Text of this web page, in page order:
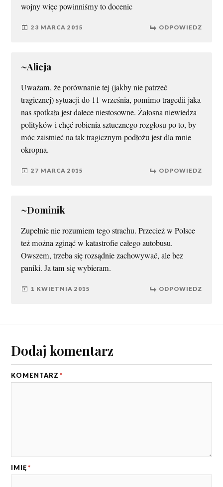
wojny więc powinniśmy to docenic
23 MARCA 2015 ODPOWIEDZ
~Alicja
Uważam, że porównanie tej (jakby nie patrzeć
tragicznej) sytuacji do 11 września, pomimo tragedii jaka
nas spotkała jest dalece niestosowne. Żałosna niewiedza
polityków i chęć robienia sztucznego rozgłosu po to, by
móc zaistnieć na tak tragicznym podłożu jest dla mnie
okropna.
27 MARCA 2015 ODPOWIEDZ
~Dominik
Zupełnie nie rozumiem tego strachu. Przecież w Polsce
też można zginąć w katastrofie całego autobusu.
Owszem, trzeba się rozsądnie zachowywać, ale bez
paniki. Ja tam się wybieram.
1 KWIETNIA 2015 ODPOWIEDZ
Dodaj komentarz
KOMENTARZ *
IMIĘ *